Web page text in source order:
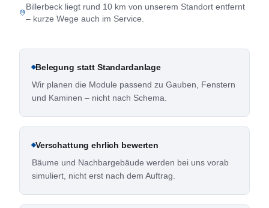
Billerbeck liegt rund 10 km von unserem Standort entfernt
– kurze Wege auch im Service.
Belegung statt Standardanlage
Wir planen die Module passend zu Gauben, Fenstern
und Kaminen – nicht nach Schema.
Verschattung ehrlich bewerten
Bäume und Nachbargebäude werden bei uns vorab
simuliert, nicht erst nach dem Auftrag.